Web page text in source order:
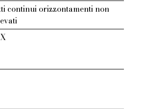
continui orizzontamenti non